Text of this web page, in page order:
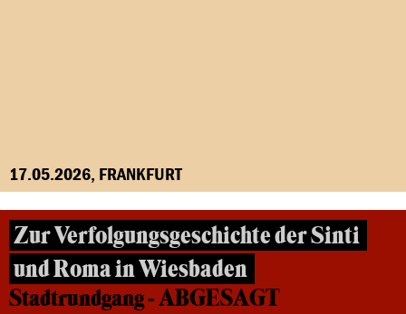
17.05.2026, FRANKFURT
Zur Verfolgungsgeschichte der Sinti
und Roma in Wiesbaden
Stadtrundgang - ABGESAGT